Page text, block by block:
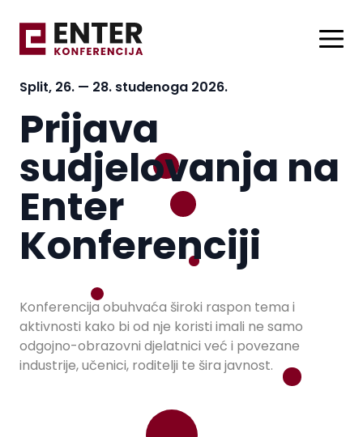
Split, 26. — 28. studenoga 2026.
Prijava
sudjelovanja na
Enter
Konferenciji
Konferencija obuhvaća široki raspon tema i
aktivnosti kako bi od nje koristi imali ne samo
odgojno-obrazovni djelatnici već i povezane
industrije, učenici, roditelji te šira javnost.